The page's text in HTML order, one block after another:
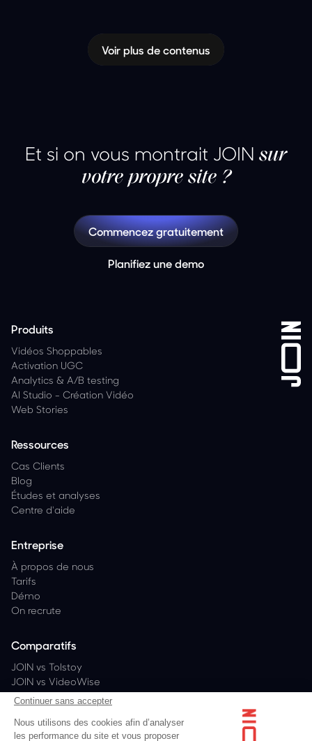
Continuer sans accepter
Nous utilisons des cookies afin d’analyser
les performance du site et vous proposer
Voir plus de contenus
Et si on vous montrait JOIN sur
votre propre site ?
Commencez gratuitement
Planifiez une demo
Produits
Vidéos Shoppables
Activation UGC
Analytics & A/B testing
AI Studio - Création Vidéo
Web Stories
Ressources
Cas Clients
Blog
Études et analyses
Centre d'aide
Entreprise
À propos de nous
Tarifs
Démo
On recrute
Comparatifs
JOIN vs Tolstoy
JOIN vs VideoWise
JOIN vs PlayShorts